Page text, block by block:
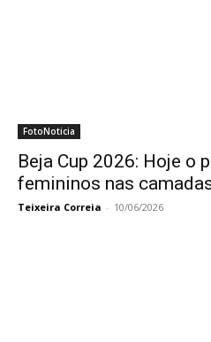
FotoNoticia
Beja Cup 2026: Hoje o
femininos nas
Teixeira Correia - 10/06/2026